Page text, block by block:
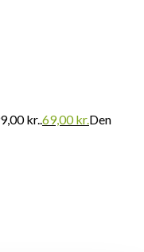
kr..69,00kr.Den